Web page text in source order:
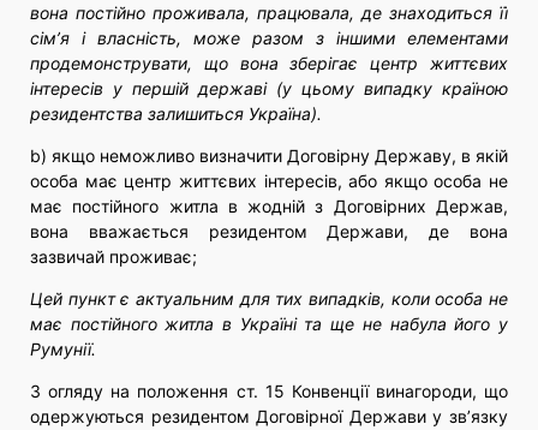
вона постійно проживала, працювала, де знаходиться її
сім’я і власність, може разом з іншими елементами
продемонструвати, що вона зберігає центр життєвих
інтересів у першій державі (у цьому випадку країною
резидентства залишиться Україна).
b) якщо неможливо визначити Договірну Державу, в якій
особа має центр життєвих інтересів, або якщо особа не
має постійного житла в жодній з Договірних Держав,
вона вважається резидентом Держави, де вона
зазвичай проживає;
Цей пункт є актуальним для тих випадків, коли особа не
має постійного житла в Україні та ще не набула його у
Румунії.
З огляду на положення ст. 15 Конвенції винагороди, що
одержуються резидентом Договірної Держави у зв’язку